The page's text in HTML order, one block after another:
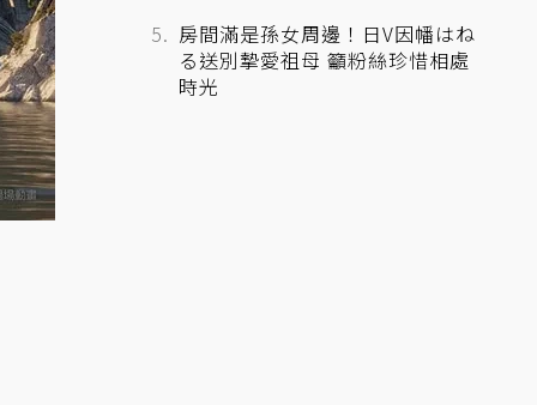
房間滿是孫女周邊！日V因幡はね
る送別摯愛祖母 籲粉絲珍惜相處
時光